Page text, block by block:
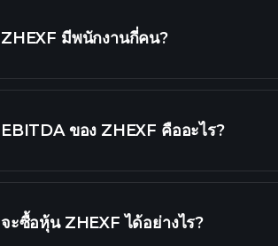
ZHEXF มีพนักงานกี่คน?
นายจ้างที่ใหญ่ที่สุด
EBITDA ของ ZHEXF คืออะไร?
จะซื้อหุ้น ZHEXF ได้อย่างไร?